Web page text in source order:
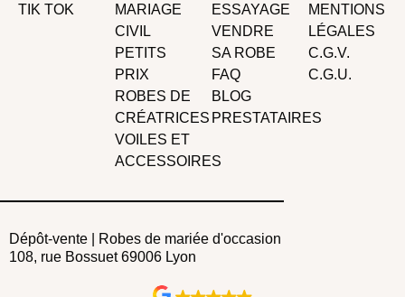
TIK TOK
MARIAGE
CIVIL
PETITS
PRIX
ROBES DE
CRÉATRICES
VOILES ET
ACCESSOIRES
ESSAYAGE
VENDRE
SA ROBE
FAQ
BLOG
PRESTATAIRES
MENTIONS
LÉGALES
C.G.V.
C.G.U.
Dépôt-vente | Robes de mariée d'occasion
108, rue Bossuet 69006 Lyon